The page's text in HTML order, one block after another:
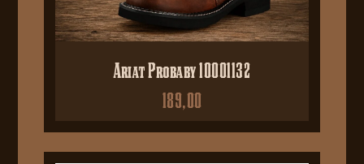
Ariat Probaby 10001132
189,00